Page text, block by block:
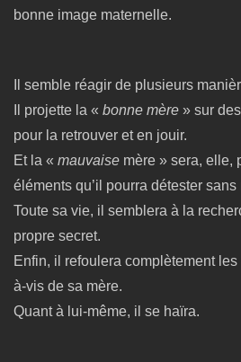
bonne image maternelle.
Il semble réagir de plusieurs
Il projette la « bonne mère » sur
pour la retrouver et en jouir.
Et la « mauvaise mère » sera, elle,
éléments qu’il pourra détester
Toute sa vie, il semblera à la
propre secret.
Enfin, il refoulera complètement
à-vis de sa mère.
Quant à lui-même, il se haïra.